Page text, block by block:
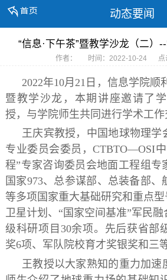
动态要闻
“信息·下午茶”暨教学沙龙（二）
作者： 时间：2022-10-24 点
2022年10月21日，信息学院顺
暨教学沙龙，本期讲座邀请了
授，与学院师生共同进行学术工作
王庆宾教授，中国地球物理学
专业委员会委员，CTBTO—OSI
程”专家咨询委员会地面工程组专
国家973、总参谋部、总装备部
等多项国家重大基础研究和重点型
卫星计划、“国家空间基准”军民
级科研项目30余项。先后获省部
奖6项、军队院校育才奖银奖和三
王教授以大家熟知的重力加速